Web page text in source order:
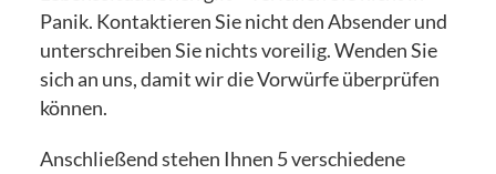
Panik. Kontaktieren Sie nicht den Absender und
unterschreiben Sie nichts voreilig. Wenden Sie
sich an uns, damit wir die Vorwürfe überprüfen
können.
Anschließend stehen Ihnen 5 verschiedene